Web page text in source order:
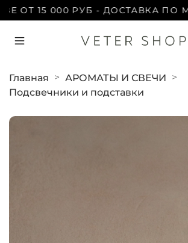
15 000 РУБ - ДОСТАВКА ПО
Главная
АРОМАТЫ И СВЕЧИ
Подсвечники и подставки